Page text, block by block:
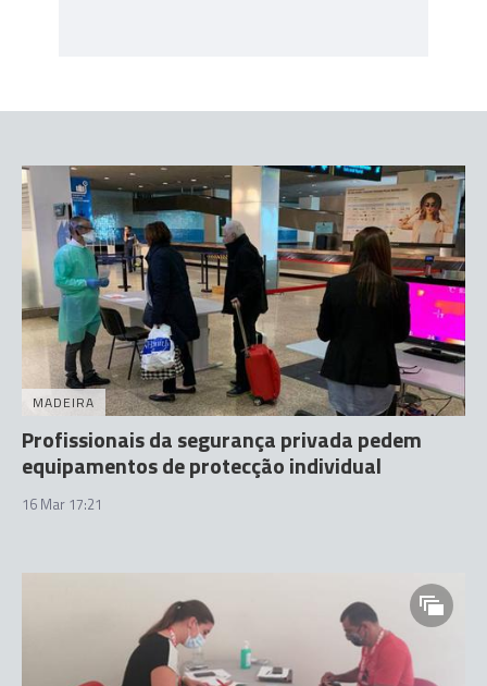
MADEIRA
Profissionais da segurança privada pedem
equipamentos de protecção individual
16 Mar 17:21